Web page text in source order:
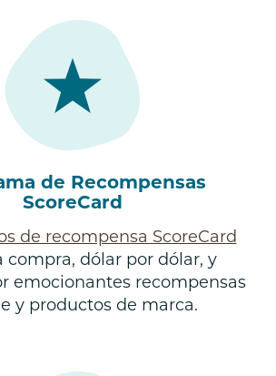
de Recompensas
ScoreCard
de recompensa ScoreCard
compra, dólar por dólar, y
emocionantes recompensas
y productos de marca.